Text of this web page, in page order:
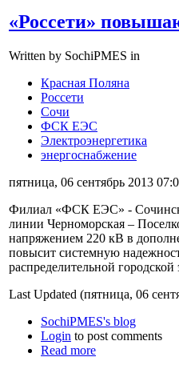
«Россети»
Written by SochiPMES in
Красная Поляна
Россети
Сочи
ФСК ЕЭС
Электроэнергетика
энергоснабжение
пятница, 06 сентябрь 2013
Филиал «ФСК ЕЭС» -
линии Черноморская –
напряжением 220 кВ в
повысит системную
распределительной
Last Updated (пятница, 06
SochiPMES's blog
Login to post comments
Read more